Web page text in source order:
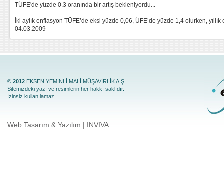
TÜFE'de yüzde 0.3 oranında bir artış bekleniyordu...
İki aylık enflasyon TÜFE’de eksi yüzde 0,06, ÜFE’de yüzde 1,4 olurken,
04.03.2009
© 2012 EKSEN YEMİNLİ MALİ MÜŞAVİRLİK A.Ş.
Sitemizdeki yazı ve resimlerin her hakkı saklıdır.
İzinsiz kullanılamaz.
Web Tasarım & Yazılım | INVIVA